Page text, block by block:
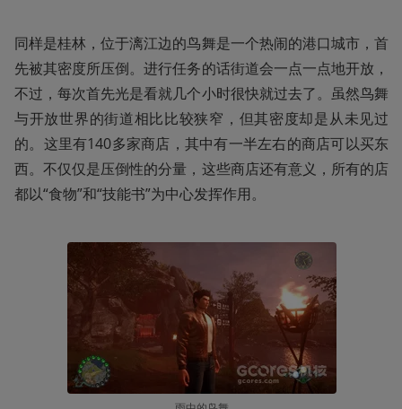
同样是桂林，位于漓江边的鸟舞是一个热闹的港口城市，首
先被其密度所压倒。进行任务的话街道会一点一点地开放，
不过，每次首先光是看就几个小时很快就过去了。虽然鸟舞
与开放世界的街道相比比较狭窄，但其密度却是从未见过
的。这里有140多家商店，其中有一半左右的商店可以买东
西。不仅仅是压倒性的分量，这些商店还有意义，所有的店
都以“食物”和“技能书”为中心发挥作用。